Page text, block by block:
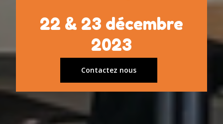
22 & 23 décembre
2023
Contactez nous